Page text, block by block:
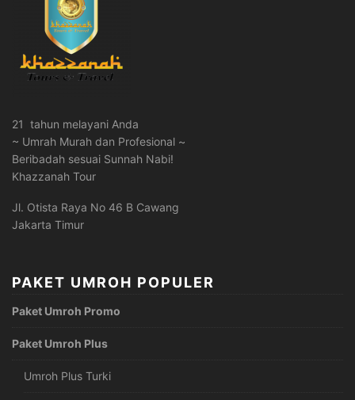
21 tahun melayani Anda
~ Umrah Murah dan Profesional ~
Beribadah sesuai Sunnah Nabi!
Khazzanah Tour
Jl. Otista Raya No 46 B Cawang
Jakarta Timur
PAKET UMROH POPULER
Paket Umroh Promo
Paket Umroh Plus
Umroh Plus Turki